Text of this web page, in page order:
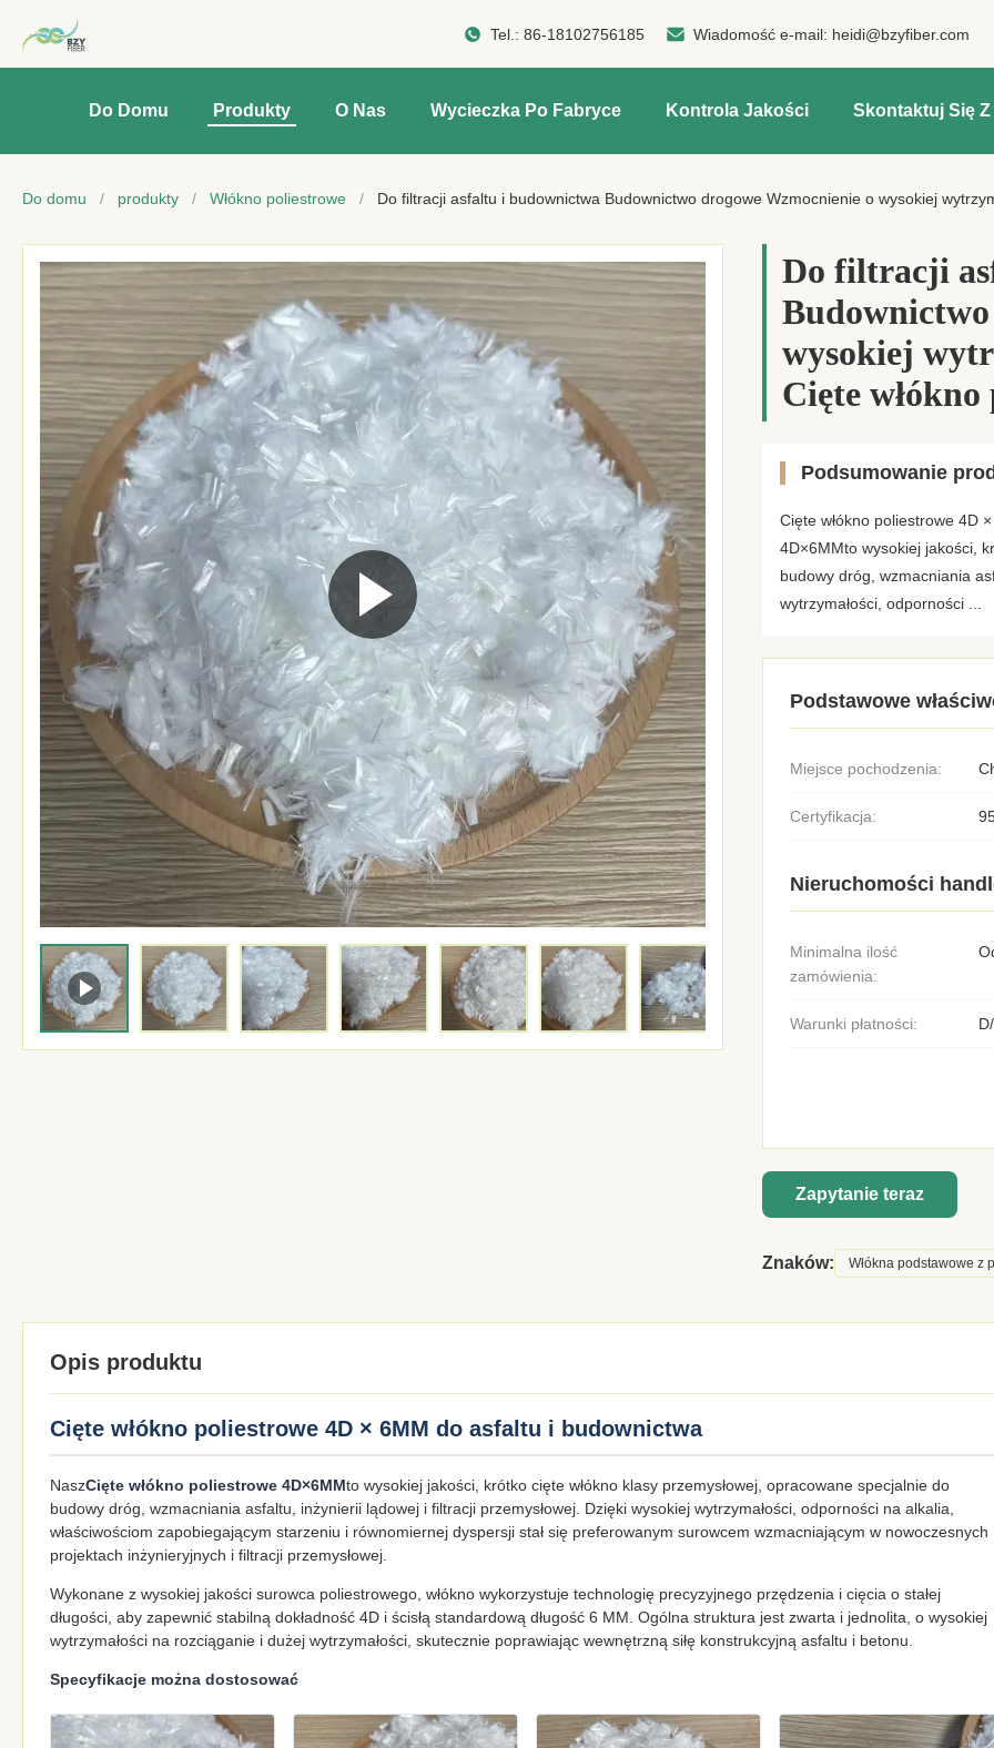
Tel.:86-18102756185 Wiadomość e-mail: heidi@bzyfiber.com
Do Domu Produkty O Nas Wycieczka Po Fabryce Kontrola Jakości Skontaktuj Się Z
Do domu / produkty / Włókno poliestrowe / Do filtracji asfaltu i budownictwa Budownictwo drogowe Wzmocnienie o wysokiej
Do filtracji
wysokiej
Cięte
Podsumowanie
Cięte włókno poliestrowe 4D
4D×6MMto wysokiej jakości,
budowy dróg, wzmacniania
wytrzymałości, odporności ...
Podstawowe
Miejsce pochodzenia:
Certyfikacja:
Nieruchomości
Minimalna ilość
zamówienia:
Warunki płatności:
Zapytanie teraz
Znaków: Włókna podstawowe z
Opis produktu
Cięte włókno poliestrowe 4D × 6MM do asfaltu i budownictwa
NaszCięte włókno poliestrowe 4D×6MMto wysokiej jakości, krótko cięte włókno klasy przemysłowej, opracowane specjalnie do
budowy dróg, wzmacniania asfaltu, inżynierii lądowej i filtracji przemysłowej. Dzięki wysokiej wytrzymałości, odporności na alkalia,
właściwościom zapobiegającym starzeniu i równomiernej dyspersji stał się preferowanym surowcem wzmacniającym w nowoczesnych
projektach inżynieryjnych i filtracji przemysłowej.
Wykonane z wysokiej jakości surowca poliestrowego, włókno wykorzystuje technologię precyzyjnego przędzenia i cięcia o stałej
długości, aby zapewnić stabilną dokładność 4D i ścisłą standardową długość 6 MM. Ogólna struktura jest zwarta i jednolita, o wysokiej
wytrzymałości na rozciąganie i dużej wytrzymałości, skutecznie poprawiając wewnętrzną siłę konstrukcyjną asfaltu i betonu.
Specyfikacje można dostosować